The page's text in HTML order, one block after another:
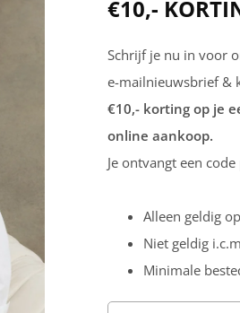
Heren
Outdoor
Sale
Mijn
Inloggen
€10,-
Schrijf je nu in voor
e-mailnieuwsbrief &
€10,- korting op je
online aankoop.
Je ontvangt een
Alleen geldig
Niet geldig
Minimale